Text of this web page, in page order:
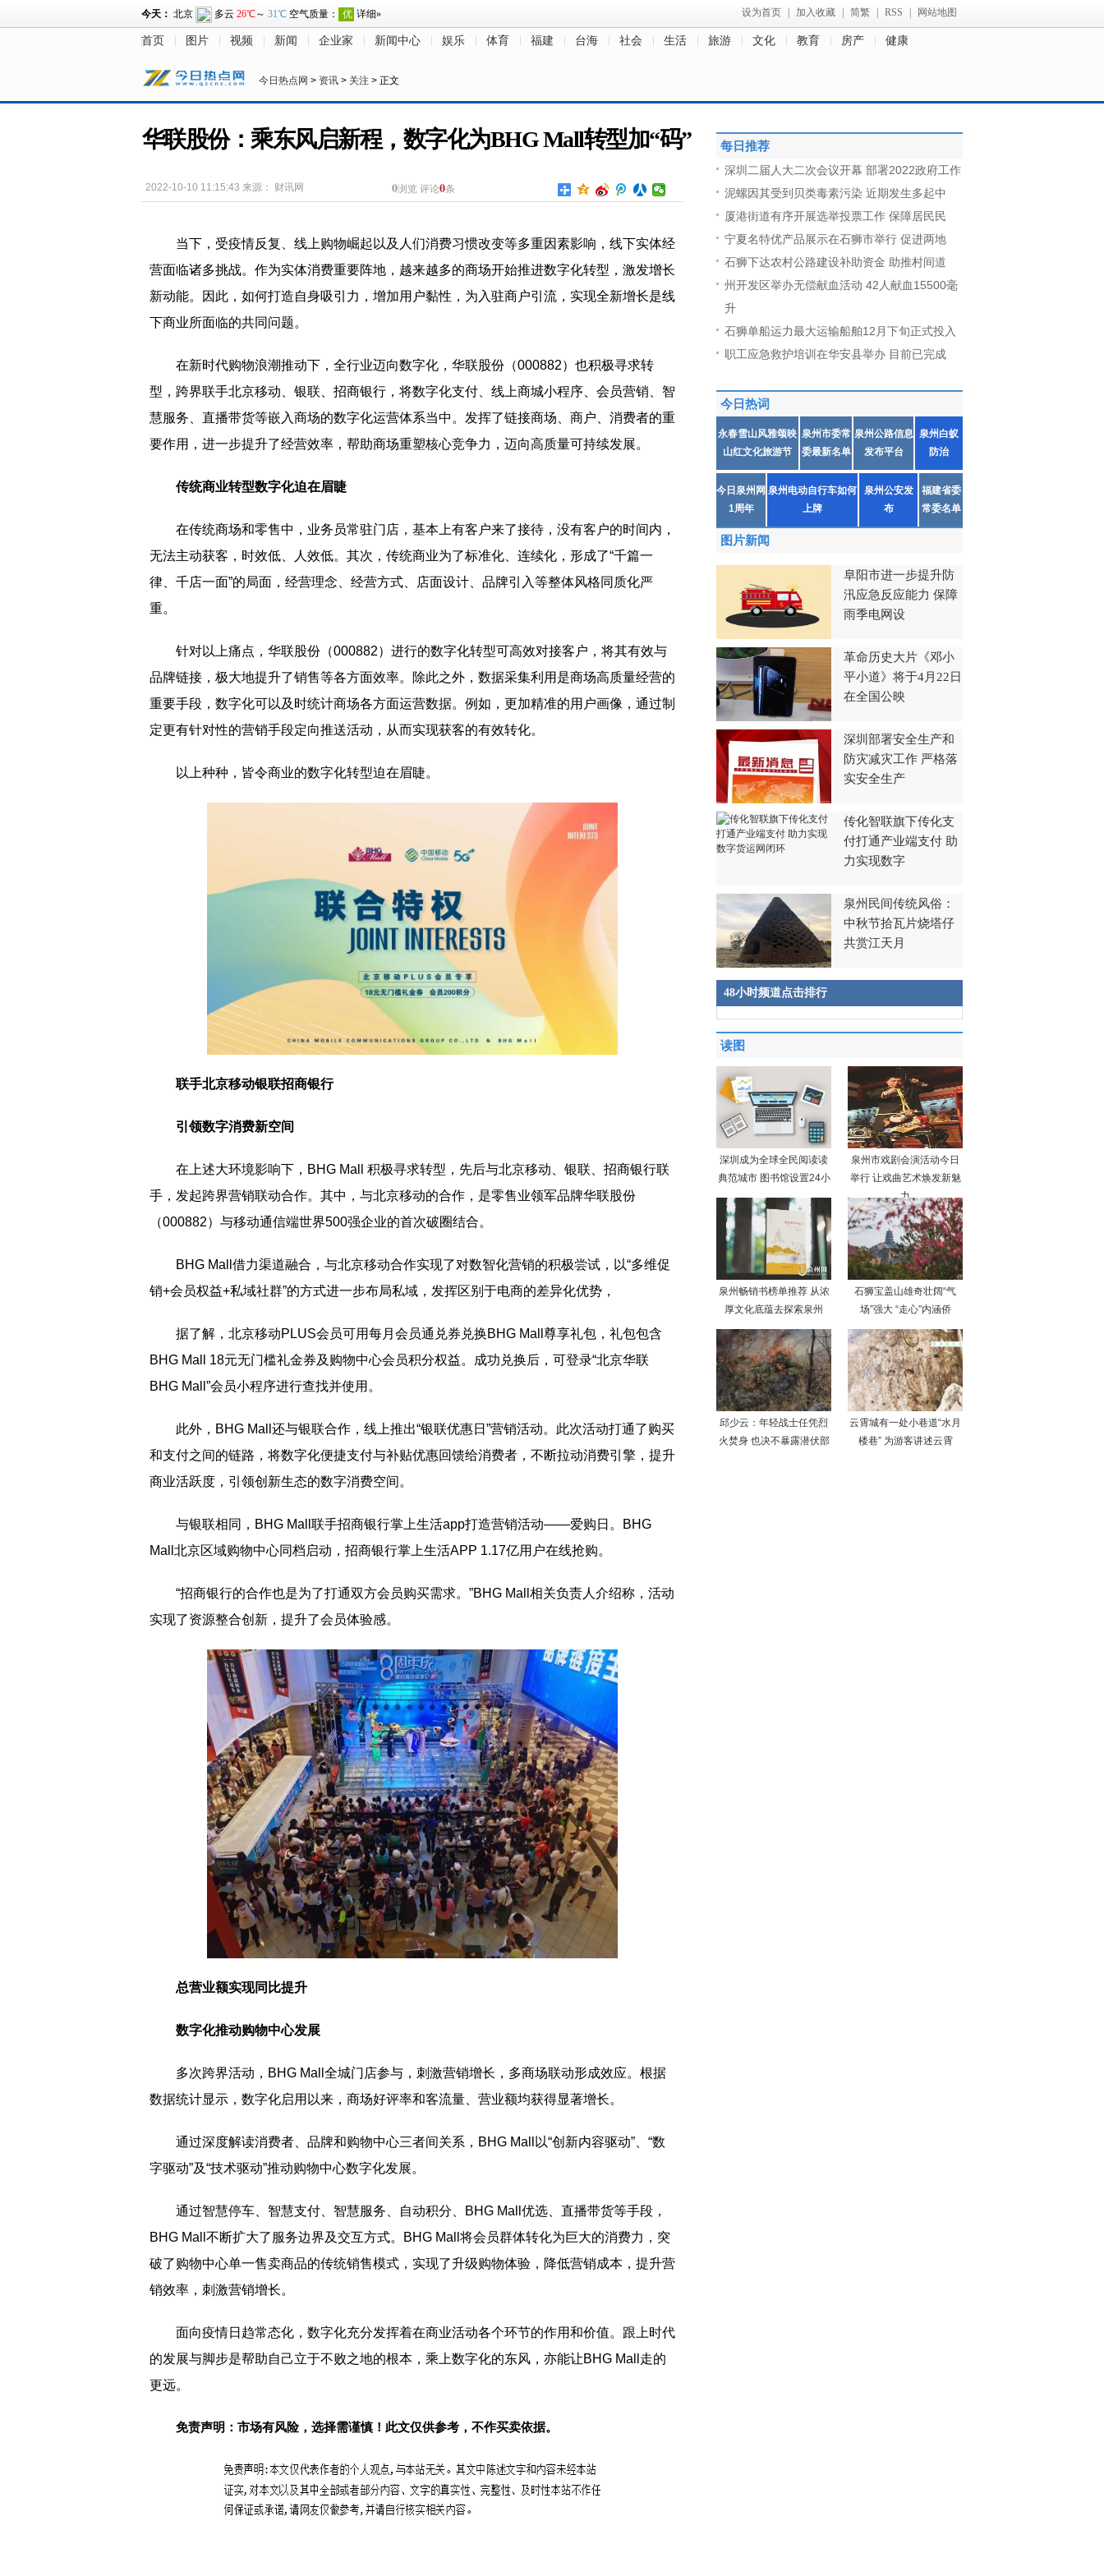
设为首页 加入收藏 简繁 RSS 网站地图
首页 图片 视频 新闻 企业家 新闻中心 娱乐 体育 福建 台海 社会 生活 旅游 文化 教育 房产 健康
今日热点网 > 资讯 > 关注 > 正文
华联股份：乘东风启新程，数字化为BHG Mall转型加“码”
2022-10-10 11:15:43 来源： 财讯网 0浏览 评论0条
当下，受疫情反复、线上购物崛起以及人们消费习惯改变等多重因素影响，线下实体经
营面临诸多挑战。作为实体消费重要阵地，越来越多的商场开始推进数字化转型，激发增长
新动能。因此，如何打造自身吸引力，增加用户黏性，为入驻商户引流，实现全新增长是线
下商业所面临的共同问题。
在新时代购物浪潮推动下，全行业迈向数字化，华联股份（000882）也积极寻求转
型，跨界联手北京移动、银联、招商银行，将数字化支付、线上商城小程序、会员营销、智
慧服务、直播带货等嵌入商场的数字化运营体系当中。发挥了链接商场、商户、消费者的重
要作用，进一步提升了经营效率，帮助商场重塑核心竞争力，迈向高质量可持续发展。
传统商业转型数字化迫在眉睫
在传统商场和零售中，业务员常驻门店，基本上有客户来了接待，没有客户的时间内，
无法主动获客，时效低、人效低。其次，传统商业为了标准化、连续化，形成了“千篇一
律、千店一面”的局面，经营理念、经营方式、店面设计、品牌引入等整体风格同质化严
重。
针对以上痛点，华联股份（000882）进行的数字化转型可高效对接客户，将其有效与
品牌链接，极大地提升了销售等各方面效率。除此之外，数据采集利用是商场高质量经营的
重要手段，数字化可以及时统计商场各方面运营数据。例如，更加精准的用户画像，通过制
定更有针对性的营销手段定向推送活动，从而实现获客的有效转化。
以上种种，皆令商业的数字化转型迫在眉睫。
联手北京移动银联招商银行
引领数字消费新空间
在上述大环境影响下，BHG Mall 积极寻求转型，先后与北京移动、银联、招商银行联
手，发起跨界营销联动合作。其中，与北京移动的合作，是零售业领军品牌华联股份
（000882）与移动通信端世界500强企业的首次破圈结合。
BHG Mall借力渠道融合，与北京移动合作实现了对数智化营销的积极尝试，以“多维促
销+会员权益+私域社群”的方式进一步布局私域，发挥区别于电商的差异化优势，
据了解，北京移动PLUS会员可用每月会员通兑券兑换BHG Mall尊享礼包，礼包包含
BHG Mall 18元无门槛礼金券及购物中心会员积分权益。成功兑换后，可登录“北京华联
BHG Mall”会员小程序进行查找并使用。
此外，BHG Mall还与银联合作，线上推出“银联优惠日”营销活动。此次活动打通了购买
和支付之间的链路，将数字化便捷支付与补贴优惠回馈给消费者，不断拉动消费引擎，提升
商业活跃度，引领创新生态的数字消费空间。
与银联相同，BHG Mall联手招商银行掌上生活app打造营销活动——爱购日。BHG
Mall北京区域购物中心同档启动，招商银行掌上生活APP 1.17亿用户在线抢购。
“招商银行的合作也是为了打通双方会员购买需求。”BHG Mall相关负责人介绍称，活动
实现了资源整合创新，提升了会员体验感。
总营业额实现同比提升
数字化推动购物中心发展
多次跨界活动，BHG Mall全城门店参与，刺激营销增长，多商场联动形成效应。根据
数据统计显示，数字化启用以来，商场好评率和客流量、营业额均获得显著增长。
通过深度解读消费者、品牌和购物中心三者间关系，BHG Mall以“创新内容驱动”、“数
字驱动”及“技术驱动”推动购物中心数字化发展。
通过智慧停车、智慧支付、智慧服务、自动积分、BHG Mall优选、直播带货等手段，
BHG Mall不断扩大了服务边界及交互方式。BHG Mall将会员群体转化为巨大的消费力，突
破了购物中心单一售卖商品的传统销售模式，实现了升级购物体验，降低营销成本，提升营
销效率，刺激营销增长。
面向疫情日趋常态化，数字化充分发挥着在商业活动各个环节的作用和价值。跟上时代
的发展与脚步是帮助自己立于不败之地的根本，乘上数字化的东风，亦能让BHG Mall走的
更远。
免责声明：市场有风险，选择需谨慎！此文仅供参考，不作买卖依据。
每日推荐
深圳二届人大二次会议开幕 部署2022政府工作
泥螺因其受到贝类毒素污染 近期发生多起中
厦港街道有序开展选举投票工作 保障居民民
宁夏名特优产品展示在石狮市举行 促进两地
石狮下达农村公路建设补助资金 助推村间道
州开发区举办无偿献血活动 42人献血15500毫
升
石狮单船运力最大运输船舶12月下旬正式投入
职工应急救护培训在华安县举办 目前已完成
今日热词
永春雪山风雅颂映
山红文化旅游节
泉州市委常
委最新名单
泉州公路信息
发布平台
泉州白蚁
防治
今日泉州网
1周年
泉州电动自行车如何
上牌
泉州公安发
布
福建省委
常委名单
图片新闻
阜阳市进一步提升防
汛应急反应能力 保障
雨季电网设
革命历史大片《邓小
平小道》将于4月22日
在全国公映
深圳部署安全生产和
防灾减灾工作 严格落
实安全生产
传化智联旗下传化支
付打通产业端支付 助
力实现数字
泉州民间传统风俗：
中秋节拾瓦片烧塔仔
共赏江天月
48小时频道点击排行
读图
深圳成为全球全民阅读读
典范城市 图书馆设置24小
泉州市戏剧会演活动今日
举行 让戏曲艺术焕发新魅
力
泉州畅销书榜单推荐 从浓
厚文化底蕴去探索泉州
石狮宝盖山雄奇壮阔“气
场”强大 “走心”内涵侨
邱少云：年轻战士任凭烈
火焚身 也决不暴露潜伏部
云霄城有一处小巷道“水月
楼巷” 为游客讲述云霄